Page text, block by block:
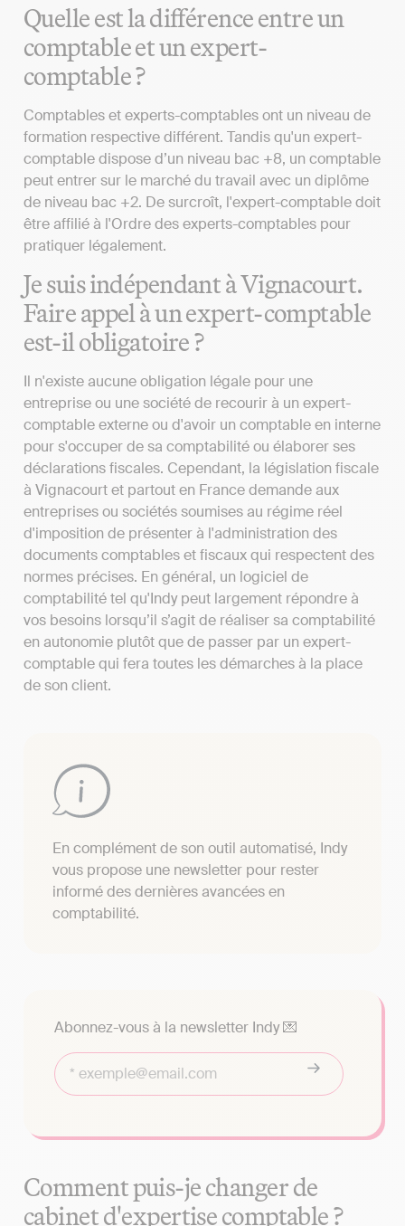
Quelle est la différence entre un
comptable et un expert-
comptable ?
Comptables et experts-comptables ont un niveau de
formation respective différent. Tandis qu'un expert-
comptable dispose d’un niveau bac +8, un comptable
peut entrer sur le marché du travail avec un diplôme
de niveau bac +2. De surcroît, l'expert-comptable doit
être affilié à l'Ordre des experts-comptables pour
pratiquer légalement.
Je suis indépendant à Vignacourt.
Faire appel à un expert-comptable
est-il obligatoire ?
Il n'existe aucune obligation légale pour une
entreprise ou une société de recourir à un expert-
comptable externe ou d'avoir un comptable en interne
pour s'occuper de sa comptabilité ou élaborer ses
déclarations fiscales. Cependant, la législation fiscale
à Vignacourt et partout en France demande aux
entreprises ou sociétés soumises au régime réel
d'imposition de présenter à l'administration des
documents comptables et fiscaux qui respectent des
normes précises. En général, un logiciel de
comptabilité tel qu'Indy peut largement répondre à
vos besoins lorsqu’il s’agit de réaliser sa comptabilité
en autonomie plutôt que de passer par un expert-
comptable qui fera toutes les démarches à la place
de son client.
En complément de son outil automatisé, Indy
vous propose une newsletter pour rester
informé des dernières avancées en
comptabilité.
Abonnez-vous à la newsletter Indy 💌
Comment puis-je changer de
cabinet d'expertise comptable ?